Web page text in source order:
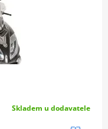
Skladem u dodavatele